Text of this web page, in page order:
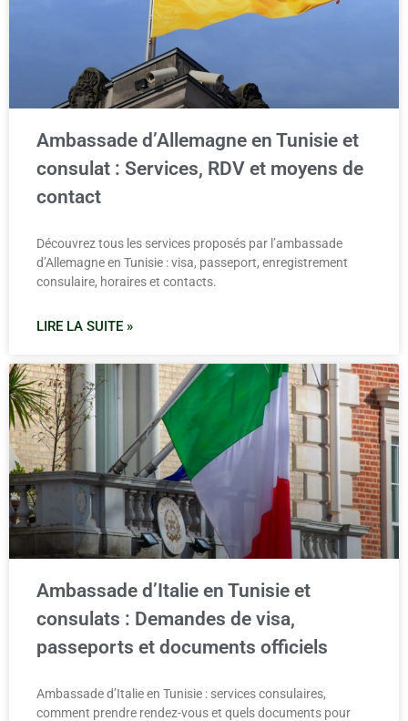
Ambassade d’Allemagne en Tunisie et
consulat : Services, RDV et moyens de
contact
Découvrez tous les services proposés par l’ambassade
d’Allemagne en Tunisie : visa, passeport, enregistrement
consulaire, horaires et contacts.
LIRE LA SUITE »
Ambassade d’Italie en Tunisie et
consulats : Demandes de visa,
passeports et documents officiels
Ambassade d’Italie en Tunisie : services consulaires,
comment prendre rendez-vous et quels documents pour